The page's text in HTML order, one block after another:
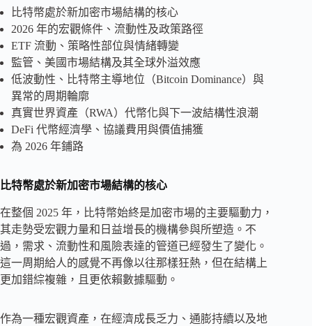
比特幣處於新加密市場結構的核心
2026 年的宏觀條件、流動性及政策路徑
ETF 流動、策略性部位與情緒轉變
監管、美國市場結構及其全球外溢效應
低波動性、比特幣主導地位（Bitcoin Dominance）與
異常的周期輪廓
真實世界資產（RWA）代幣化與下一波結構性浪潮
DeFi 代幣經濟學、協議費用與價值捕獲
為 2026 年鋪路
比特幣處於新加密市場結構的核心
在整個 2025 年，比特幣始終是加密市場的主要驅動力，
其走勢受宏觀力量和日益增長的機構參與所塑造。不
過，需求、流動性和風險表達的管道已經發生了變化。
這一周期給人的感覺不再像以往那樣狂熱，但在結構上
更加錯綜複雜，且更依賴數據驅動。
作為一種宏觀資產，在經濟成長乏力、通膨持續以及地